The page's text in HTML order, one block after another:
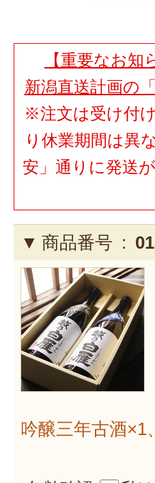
【重要なお
新潟直送計画の
※注文は受け付
り休業期間は異
安」通りに発送
商品番号 :
吟醸三年古酒×1